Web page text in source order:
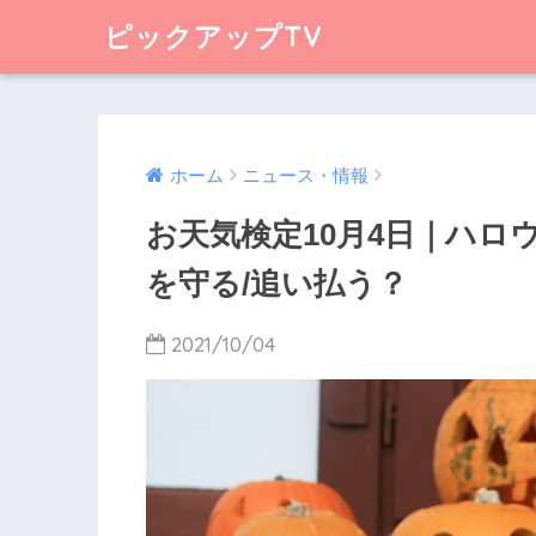
ピックアップTV
ホーム ニュース・情報
お天気検定10月4日｜ハロ
を守る/追い払う？
2021/10/04